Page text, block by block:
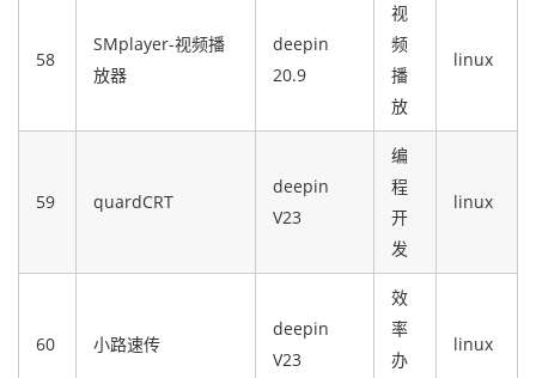
58
SMplayer-视频播
放器
deepin
20.9
视
频
播
放
linux
59 quardCRT
deepin
V23
编
程
开
发
linux
60 小路速传
deepin
V23
效
率
办
linux